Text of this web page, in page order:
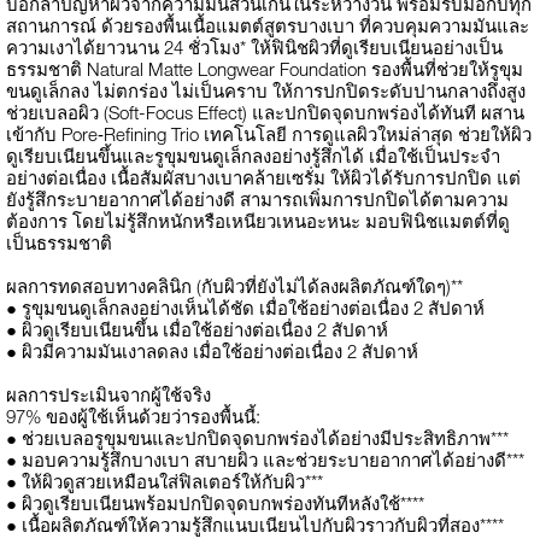
สถานการณ์ ด้วยรองพื้นเนื้อแมตต์สูตรบางเบา ที่ควบคุมความมันและ
ความเงาได้ยาวนาน 24 ชั่วโมง* ให้ฟินิชผิวที่ดูเรียบเนียนอย่างเป็น
ธรรมชาติ Natural Matte Longwear Foundation รองพื้นที่ช่วยให้รูขุม
ขนดูเล็กลง ไม่ตกร่อง ไม่เป็นคราบ ให้การปกปิดระดับปานกลางถึงสูง
ช่วยเบลอผิว (Soft-Focus Effect) และปกปิดจุดบกพร่องได้ทันที ผสาน
เข้ากับ Pore‑Refining Trio เทคโนโลยี การดูแลผิวใหม่ล่าสุด ช่วยให้ผิว
ดูเรียบเนียนขึ้นและรูขุมขนดูเล็กลงอย่างรู้สึกได้ เมื่อใช้เป็นประจำ
อย่างต่อเนื่อง เนื้อสัมผัสบางเบาคล้ายเซรั่ม ให้ผิวได้รับการปกปิด แต่
ยังรู้สึกระบายอากาศได้อย่างดี สามารถเพิ่มการปกปิดได้ตามความ
ต้องการ โดยไม่รู้สึกหนักหรือเหนียวเหนอะหนะ มอบฟินิชแมตต์ที่ดู
เป็นธรรมชาติ
ผลการทดสอบทางคลินิก (กับผิวที่ยังไม่ได้ลงผลิตภัณฑ์ใดๆ)**
● รูขุมขนดูเล็กลงอย่างเห็นได้ชัด เมื่อใช้อย่างต่อเนื่อง 2 สัปดาห์
● ผิวดูเรียบเนียนขึ้น เมื่อใช้อย่างต่อเนื่อง 2 สัปดาห์
● ผิวมีความมันเงาลดลง เมื่อใช้อย่างต่อเนื่อง 2 สัปดาห์
ผลการประเมินจากผู้ใช้จริง
97% ของผู้ใช้เห็นด้วยว่ารองพื้นนี้:
● ช่วยเบลอรูขุมขนและปกปิดจุดบกพร่องได้อย่างมีประสิทธิภาพ***
● มอบความรู้สึกบางเบา สบายผิว และช่วยระบายอากาศได้อย่างดี***
● ให้ผิวดูสวยเหมือนใส่ฟิลเตอร์ให้กับผิว***
● ผิวดูเรียบเนียนพร้อมปกปิดจุดบกพร่องทันทีหลังใช้****
● เนื้อผลิตภัณฑ์ให้ความรู้สึกแนบเนียนไปกับผิวราวกับผิวที่สอง****